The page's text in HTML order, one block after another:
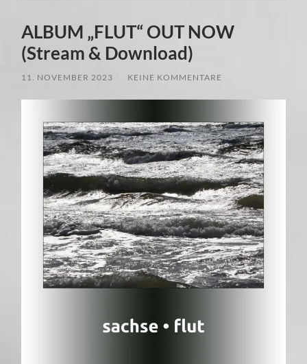
ALBUM „FLUT“ OUT NOW
(Stream & Download)
11. NOVEMBER 2023 KEINE KOMMENTARE